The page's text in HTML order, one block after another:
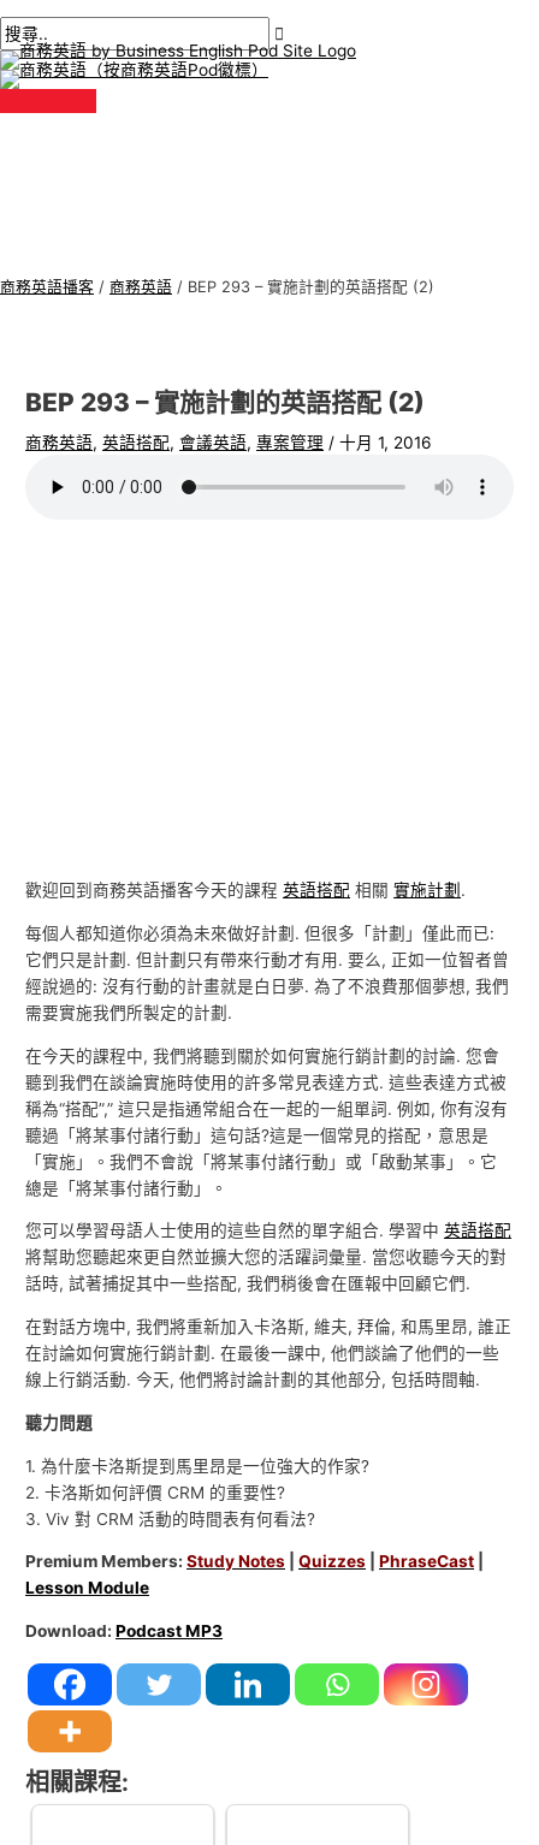
至
內
容
選
商務英語播客 / 商務英語 / BEP 293 – 實施計劃的英語搭配 (2)
BEP 293 – 實施計劃的英語搭配 (2)
商務英語,英語搭配,會議英語,專案管理 /十月 1, 2016
歡迎回到商務英語播客今天的課程英語搭配 相關實施計劃 .
每個人都知道你必須為未來做好計劃. 但很多「計劃」僅此而已:
它們只是計劃. 但計劃只有帶來行動才有用. 要么, 正如一位智者曾
經說過的: 沒有行動的計畫就是白日夢. 為了不浪費那個夢想, 我們
需要實施我們所製定的計劃.
在今天的課程中, 我們將聽到關於如何實施行銷計劃的討論. 您會
聽到我們在談論實施時使用的許多常見表達方式. 這些表達方式被
稱為“搭配”,” 這只是指通常組合在一起的一組單詞. 例如, 你有沒有
聽過「將某事付諸行動」這句話?這是一個常見的搭配，意思是
「實施」。我們不會說「將某事付諸行動」或「啟動某事」。它
總是「將某事付諸行動」。
您可以學習母語人士使用的這些自然的單字組合. 學習中英語搭配
將幫助您聽起來更自然並擴大您的活躍詞彙量. 當您收聽今天的對
話時, 試著捕捉其中一些搭配, 我們稍後會在匯報中回顧它們.
在對話方塊中, 我們將重新加入卡洛斯, 維夫, 拜倫, 和馬里昂, 誰正
在討論如何實施行銷計劃. 在最後一課中, 他們談論了他們的一些
線上行銷活動. 今天, 他們將討論計劃的其他部分, 包括時間軸.
聽力問題
1. 為什麼卡洛斯提到馬里昂是一位強大的作家?
2. 卡洛斯如何評價 CRM 的重要性?
3. Viv 對 CRM 活動的時間表有何看法?
Premium Members:Study Notes |Quizzes |PhraseCast
Lesson Module
Download:Podcast MP3
相關課程:
文
導
航
此
輸
入。.
名
*
子
郵
件
*
商
務
英
語
搜
尋
: